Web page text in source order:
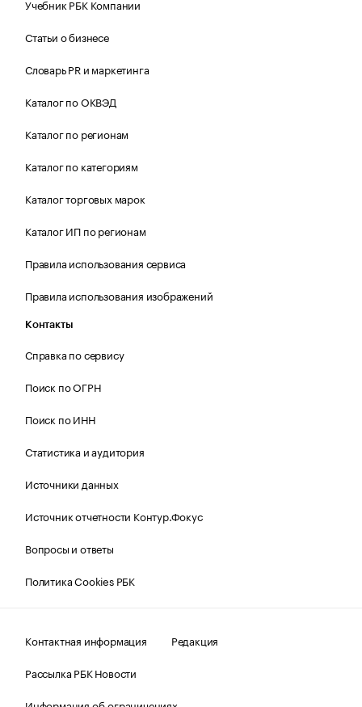
Учебник РБК Компании
Статьи о бизнесе
Словарь PR и маркетинга
Каталог по ОКВЭД
Каталог по регионам
Каталог по категориям
Каталог торговых марок
Каталог ИП по регионам
Правила использования сервиса
Правила использования изображений
Контакты
Справка по сервису
Поиск по ОГРН
Поиск по ИНН
Статистика и аудитория
Источники данных
Источник отчетности Контур.Фокус
Вопросы и ответы
Политика Cookies РБК
Контактная информация
Редакция
Рассылка РБК Новости